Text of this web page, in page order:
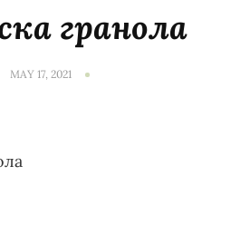
гранoла
MAY 17, 2021